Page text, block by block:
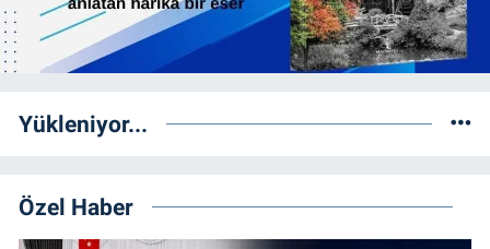
Yükleniyor...
Özel Haber